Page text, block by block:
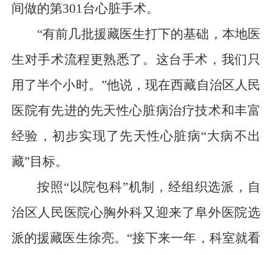
间做的第301台心脏手术。
“有前几批援藏医生打下的基础，本地医
生对手术流程更熟悉了。这台手术，我们只
用了半个小时。”他说，现在西藏自治区人民
医院有先进的先天性心脏病治疗技术和丰富
经验，初步实现了先天性心脏病“大病不出
藏”目标。
按照“以院包科”机制，经组织选派，自
治区人民医院心胸外科又迎来了阜外医院选
派的援藏医生徐亮。“接下来一年，科室就看